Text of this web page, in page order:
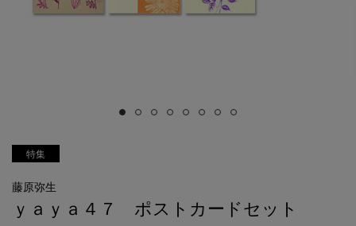
特集
藤原弥生
ｙａｙａ４７ ポストカードセット